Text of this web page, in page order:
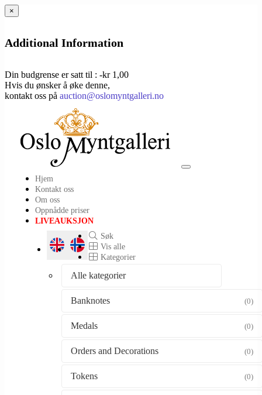
×
Additional Information
Din budgrense er satt til : -kr 1,00
Hvis du ønsker å øke denne,
kontakt oss på auction@oslomyntgalleri.no
Toggle
Hjem
Kontakt oss
Om oss
Oppnådde priser
LIVEAUKSJON
Søk
Vis alle
Kategorier
Alle kategorier
Banknotes (0)
Medals (0)
Orders and Decorations (0)
Tokens (0)